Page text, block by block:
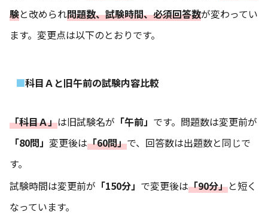
験と改められ問題数、試験時間、必須回答数が変わってい
ます。変更点は以下のとおりです。
科目Ａと旧午前の試験内容比較
「科目Ａ」は旧試験名が 「午前」 です。問題数は変更前が
「80問」 変更後は「60問」で、回答数は出題数と同じで
す。
試験時間は変更前が 「150分」 で変更後は「90分」と短く
なっています。